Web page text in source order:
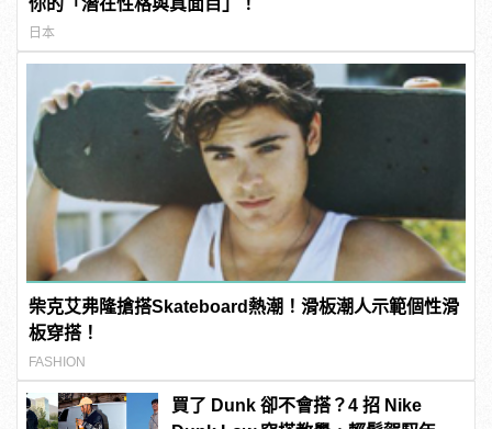
你的「潛在性格與真面目」！
日本
柴克艾弗隆搶搭Skateboard熱潮！滑板潮人示範個性滑
板穿搭！
FASHION
買了 Dunk 卻不會搭？4 招 Nike